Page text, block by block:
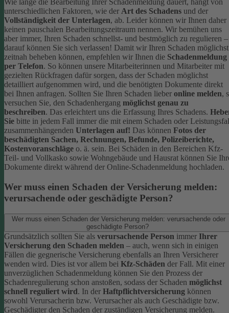
Wie lange die Bearbeitung Ihrer Schadenmeldung dauert, hängt von
unterschiedlichen Faktoren, wie der Art des Schadens und der
Vollständigkeit der Unterlagen, ab. Leider können wir Ihnen daher
keinen pauschalen Bearbeitungszeitraum nennen. Wir bemühen uns
aber immer, Ihren Schaden schnellst- und bestmöglich zu regulieren –
darauf können Sie sich verlassen! Damit wir Ihren Schaden möglichst
zeitnah beheben können, empfehlen wir Ihnen die Schadenmeldung
per Telefon. So können unsere Mitarbeiterinnen und Mitarbeiter mit
gezielten Rückfragen dafür sorgen, dass der Schaden möglichst
detailliert aufgenommen wird, und die benötigten Dokumente direkt
bei Ihnen anfragen. Sollten Sie Ihren Schaden lieber online melden,
versuchen Sie, den Schadenhergang möglichst genau zu
beschreiben. Das erleichtert uns die Erfassung Ihres Schadens.
Sie bitte in jedem Fall immer die mit einem Schaden oder
zusammenhängenden Unterlagen auf! Das können Fotos der
beschädigten Sachen, Rechnungen, Befunde, Polizeiberichte,
Kostenvoranschläge o. ä. sein. Bei Schäden in den Bereichen Kfz-
Teil- und Vollkasko sowie Wohngebäude und Hausrat können Sie
Dokumente direkt während der Online-Schadenmeldung hochladen.
Wer muss einen Schaden der Versicherung melden:
verursachende oder geschädigte Person?
Wer muss einen Schaden der Versicherung melden: verursachende oder
geschädigte Person?
Grundsätzlich sollten Sie als verursachende Person immer Ihrer
Versicherung den Schaden melden – auch, wenn sich in einigen
Fällen die gegnerische Versicherung ebenfalls an Ihren Versicherer
wenden wird. Dies ist vor allem bei Kfz-Schäden der Fall. Mit einer
unverzüglichen Schadenmeldung können Sie den Prozess der
Schadenregulierung schon anstoßen, sodass der Schaden möglichst
schnell reguliert wird. In der Haftpflichtversicherung können
sowohl Verursacherin bzw. Verursacher als auch Geschädigte bzw.
Geschädigter den Schaden der zuständigen Versicherung melden.